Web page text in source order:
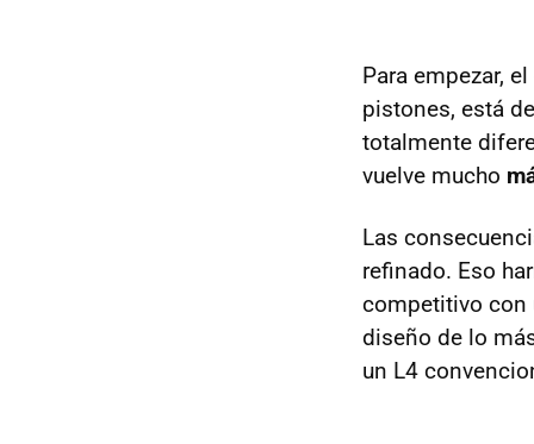
Para empezar,
pistones, está
totalmente
vuelve mucho
Las
refinado. Eso
competitivo con
diseño de lo
un L4